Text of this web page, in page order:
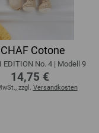
Cotone
EDITION No. 4 | Modell 9
14,75 €
zzgl. Versandkosten